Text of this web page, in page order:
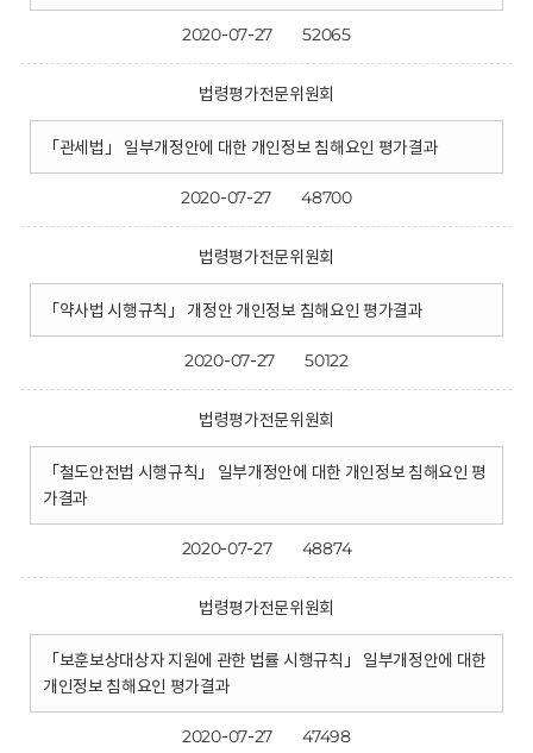
2020-07-27 52065
법령평가전문위원회
「관세법」 일부개정안에 대한 개인정보 침해요인 평가결과
2020-07-27 48700
법령평가전문위원회
「약사법 시행규칙」 개정안 개인정보 침해요인 평가결과
2020-07-27 50122
법령평가전문위원회
「철도안전법 시행규칙」 일부개정안에 대한 개인정보 침해요인 평
가결과
2020-07-27 48874
법령평가전문위원회
「보훈보상대상자 지원에 관한 법률 시행규칙」 일부개정안에 대한
개인정보 침해요인 평가결과
2020-07-27 47498